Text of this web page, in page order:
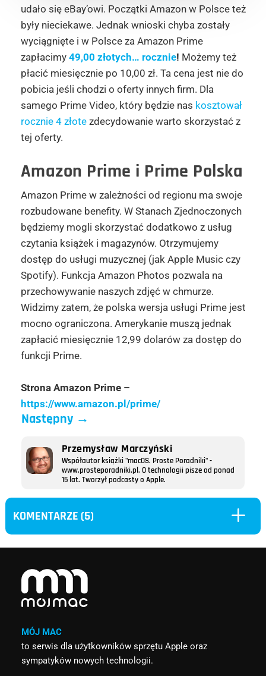
udało się eBay’owi. Początki Amazon w Polsce też
były nieciekawe. Jednak wnioski chyba zostały
wyciągnięte i w Polsce za Amazon Prime
zapłacimy 49,00 złotych… rocznie! Możemy też
płacić miesięcznie po 10,00 zł. Ta cena jest nie do
pobicia jeśli chodzi o oferty innych firm. Dla
samego Prime Video, który będzie nas kosztował
rocznie 4 złotezdecydowanie warto skorzystać z
tej oferty.
Amazon Prime i Prime Polska
Amazon Prime w zależności od regionu ma swoje
rozbudowane benefity. W Stanach Zjednoczonych
będziemy mogli skorzystać dodatkowo z usług
czytania książek i magazynów. Otrzymujemy
dostęp do usługi muzycznej (jak Apple Music czy
Spotify). Funkcja Amazon Photos pozwala na
przechowywanie naszych zdjęć w chmurze.
Widzimy zatem, że polska wersja usługi Prime jest
mocno ograniczona. Amerykanie muszą jednak
zapłacić miesięcznie 12,99 dolarów za dostęp do
funkcji Prime.
Strona Amazon Prime –
https://www.amazon.pl/prime/
Następny→
Przemysław Marczyński
Współautor książki "macOS. Proste Poradniki" -
www.prosteporadniki.pl. O technologii pisze od ponad
15 lat. Tworzył podcasty o Apple.
KOMENTARZE (5) L
MÓJ MAC
to serwis dla użytkowników sprzętu Apple oraz
sympatyków nowych technologii.